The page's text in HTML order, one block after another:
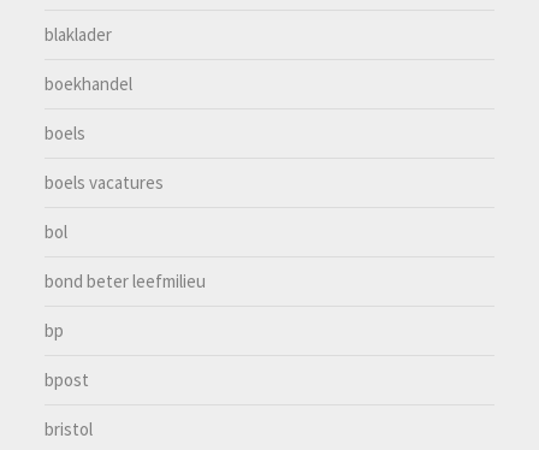
blaklader
boekhandel
boels
boels vacatures
bol
bond beter leefmilieu
bp
bpost
bristol